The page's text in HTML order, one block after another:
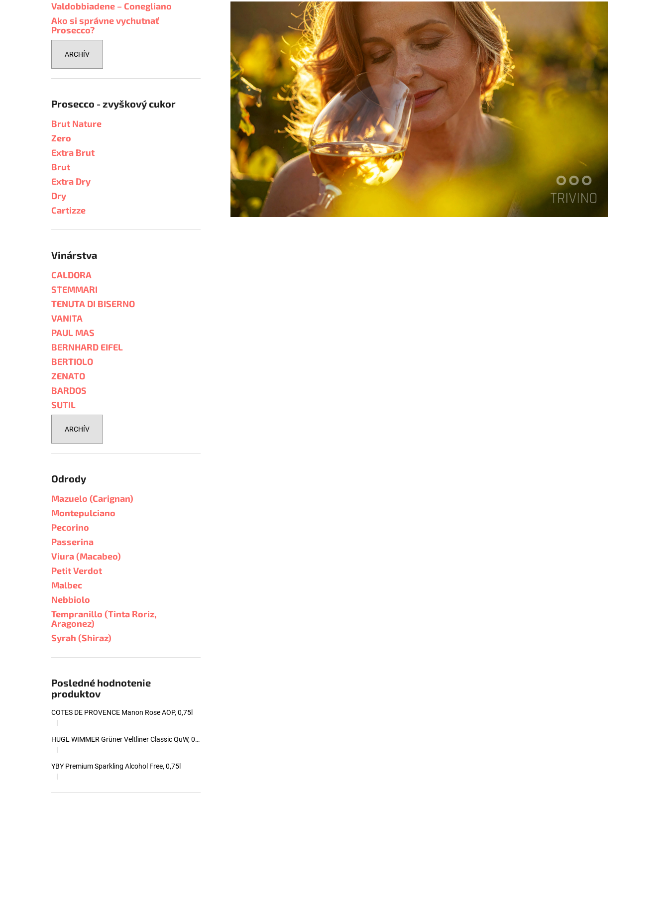
Valdobbiadene – Conegliano
Ako si správne vychutnať
Prosecco?
ARCHÍV
Prosecco - zvyškový cukor
Brut Nature
Zero
Extra Brut
Brut
Extra Dry
Dry
Cartizze
Vinárstva
CALDORA
STEMMARI
TENUTA DI BISERNO
VANITA
PAUL MAS
BERNHARD EIFEL
BERTIOLO
ZENATO
BARDOS
SUTIL
ARCHÍV
Odrody
Mazuelo (Carignan)
Montepulciano
Pecorino
Passerina
Viura (Macabeo)
Petit Verdot
Malbec
Nebbiolo
Tempranillo (Tinta Roriz,
Aragonez)
Syrah (Shiraz)
Posledné hodnotenie
produktov
COTES DE PROVENCE Manon Rose AOP, 0,75l
Hodnotenie produktu je 5 z 5 hviezdičiek.
|
HUGL WIMMER Grüner Veltliner Classic QuW, 0,75l
Hodnotenie produktu je 5 z 5 hviezdičiek.
|
YBY Premium Sparkling Alcohol Free, 0,75l
Hodnotenie produktu je 5 z 5 hviezdičiek.
|